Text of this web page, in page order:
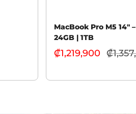
MacBook Pro M5 14″ –
24GB | 1TB
₡1,219,900 ₡